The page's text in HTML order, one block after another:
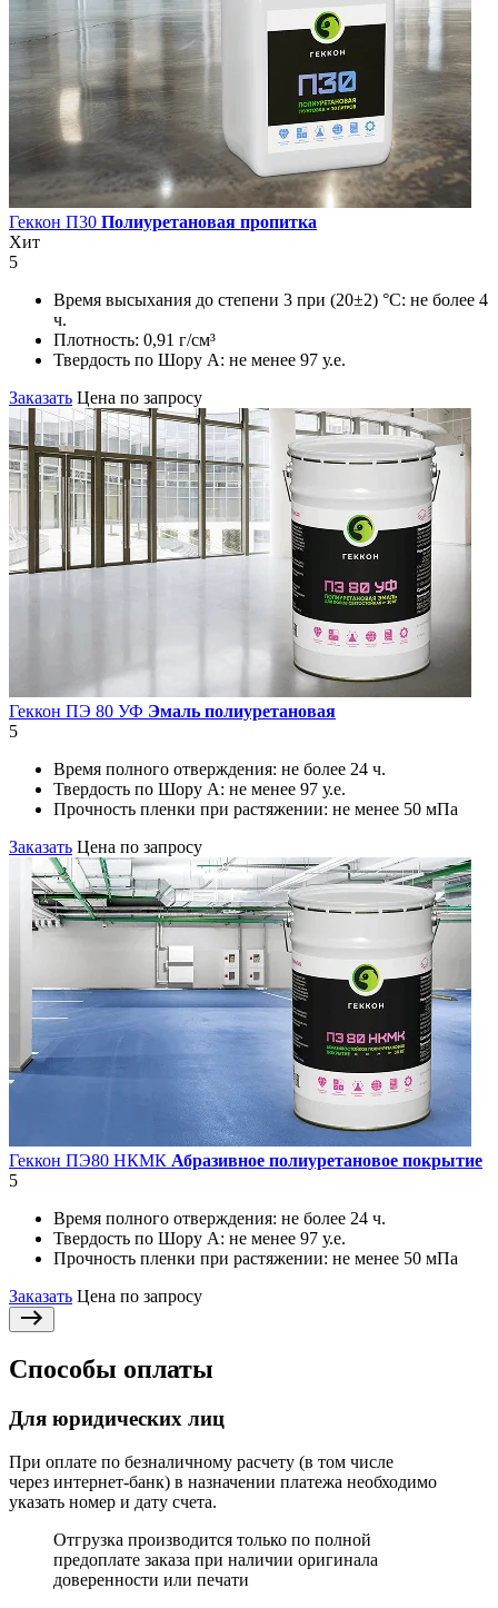
Геккон П30 Полиуретановая пропитка
Хит
5
Время высыхания до степени 3 при (20±2) °С: не более 4
ч.
Плотность: 0,91 г/см³
Твердость по Шору А: не менее 97 у.е.
Заказать Цена по запросу
Геккон ПЭ 80 УФ Эмаль полиуретановая
5
Время полного отверждения: не более 24 ч.
Твердость по Шору А: не менее 97 у.е.
Прочность пленки при растяжении: не менее 50 мПа
Заказать Цена по запросу
Геккон ПЭ80 НКМК Абразивное полиуретановое покрытие
5
Время полного отверждения: не более 24 ч.
Твердость по Шору А: не менее 97 у.е.
Прочность пленки при растяжении: не менее 50 мПа
Заказать Цена по запросу
Способы оплаты
Для юридических лиц
При оплате по безналичному расчету (в том числе
через интернет-банк) в назначении платежа необходимо
указать номер и дату счета.
Отгрузка производится только по полной
предоплате заказа при наличии оригинала
доверенности или печати